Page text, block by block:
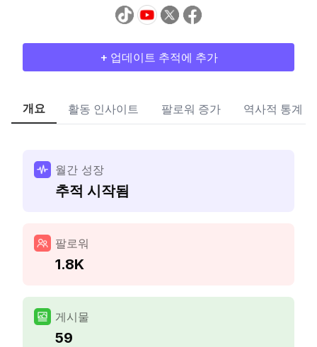
+ 업데이트 추적에 추가
개요 활동 인사이트 팔로워 증가 역사적 통계
월간 성장
추적 시작됨
팔로워
1.8K
게시물
59